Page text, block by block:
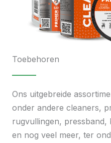
Toebehoren
Ons uitgebreide
onder andere cleaners,
rugvullingen, pressband,
en nog veel meer, ter